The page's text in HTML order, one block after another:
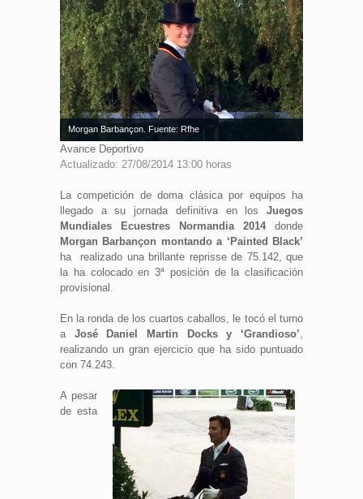
Morgan Barbançon. Fuente: Rfhe
Avance Deportivo
Actualizado: 27/08/2014 13:00 horas
La competición de doma clásica por equipos ha
llegado a su jornada definitiva en los Juegos
Mundiales Ecuestres Normandia 2014 donde
Morgan Barbançon montando a ‘Painted Black’
ha realizado una brillante reprisse de 75.142, que
la ha colocado en 3ª posición de la clasificación
provisional.
En la ronda de los cuartos caballos, le tocó el turno
a José Daniel Martin Docks y ‘Grandioso’,
realizando un gran ejercicio que ha sido puntuado
con 74.243.
A pesar
de esta